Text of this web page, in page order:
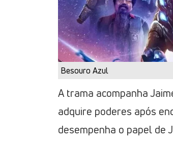
Besouro Azul
A trama acompanha
adquire poderes após
desempenha o papel de